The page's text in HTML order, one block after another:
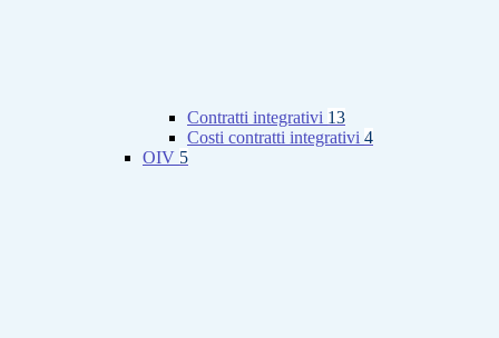
Contratti integrativi 13
Costi contratti integrativi 4
OIV 5